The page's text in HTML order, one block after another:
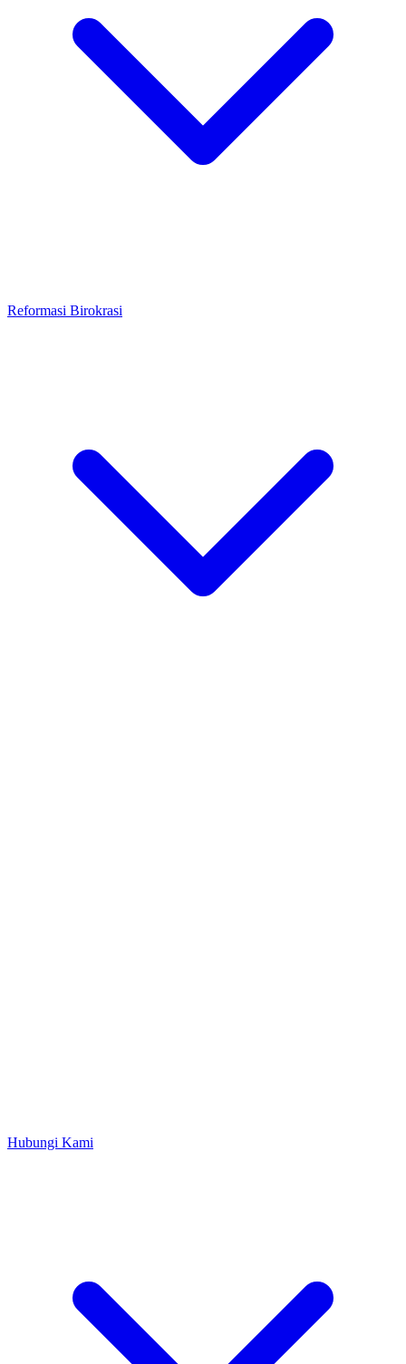
Reformasi Birokrasi
Hubungi Kami